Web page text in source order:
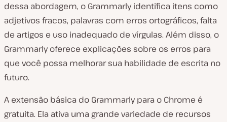
dessa abordagem, o Grammarly identifica itens como
adjetivos fracos, palavras com erros ortográficos, falta
de artigos e uso inadequado de vírgulas. Além disso, o
Grammarly oferece explicações sobre os erros para
que você possa melhorar sua habilidade de escrita no
futuro.
A extensão básica do Grammarly para o Chrome é
gratuita. Ela ativa uma grande variedade de recursos